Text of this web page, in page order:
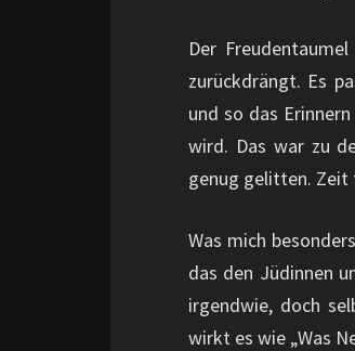
Der
zurückdrängt. Es
und so das
wird. Das war zu
genug gelitten. Zeit
Was mich
das den Jüdinnen
irgendwie, doch
wirkt es wie „Was